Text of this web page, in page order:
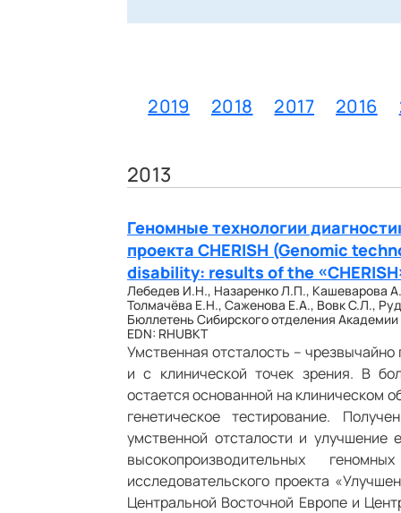
2019 2018 2017 2016
2013
Геномные технологии
проекта CHERISH (Genomic
disability: results of the
Лебедев И.Н., Назаренко Л.П., Кашеварова
Толмачёва Е.Н., Саженова Е.А., Вовк С.Л.,
Бюллетень Сибирского отделения
EDN: RHUBKT
Умственная отсталость – чрезвычайно
и с клинической точек зрения. В
остается основанной на клиническом
генетическое тестирование.
умственной отсталости и улучшение
высокопроизводительных
исследовательского проекта
Центральной Восточной Европе и